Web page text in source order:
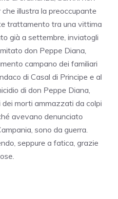
illustra la preoccupante
trattamento tra una vittima
già a settembre, inviatogli
don Peppe Diana,
campano dei familiari
di Casal di Principe e al
di don Peppe Diana,
morti ammazzati da colpi
avevano denunciato
sono da guerra.
seppure a fatica, grazie